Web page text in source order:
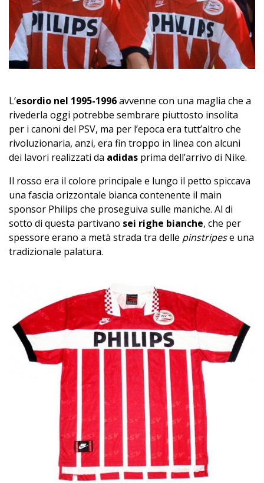
L’esordio nel 1995-1996avvenne con una maglia che a
rivederla oggi potrebbe sembrare piuttosto insolita
per i canoni del PSV, ma per l’epoca era tutt’altro che
rivoluzionaria, anzi, era fin troppo in linea con alcuni
dei lavori realizzati da adidas prima dell’arrivo di Nike.
Il rosso era il colore principale e lungo il petto spiccava
una fascia orizzontale bianca contenente il main
sponsor Philips che proseguiva sulle maniche. Al di
sotto di questa partivano sei righe bianche, che per
spessore erano a metà strada tra delle pinstripese una
tradizionale palatura.